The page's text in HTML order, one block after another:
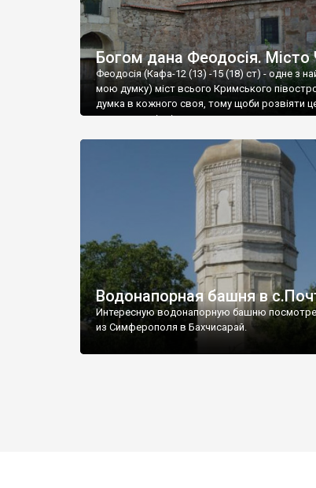
Богом дана Феодосія. Місто
Феодосія (Кафа-12 (13) -15 (18) ст) - одне з
мою думку) міст всього Кримського
думка в кожного своя, тому щоби розвіяти
запрошую відвідати це
Водонапорная башня в
Интересную водонапорную башню
из Симферополя в Бахчисарай.